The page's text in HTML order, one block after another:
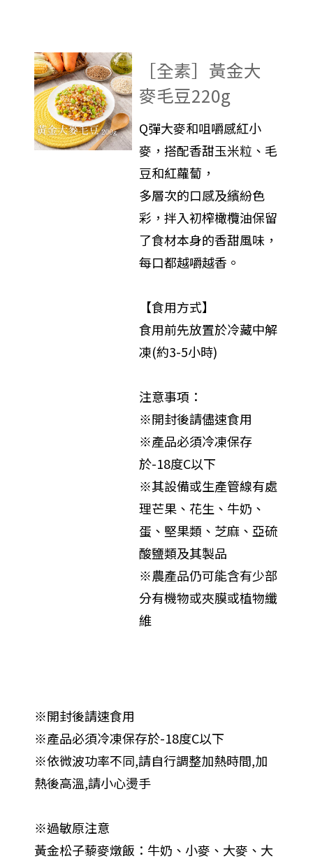
［全素］黃金大
麥毛豆220g
Q彈大麥和咀嚼感紅小
麥，搭配香甜玉米粒、毛
豆和紅蘿蔔，
多層次的口感及繽紛色
彩，拌入初榨橄欖油保留
了食材本身的香甜風味，
每口都越嚼越香。
【食用方式】
食用前先放置於冷藏中解
凍(約3-5小時)
注意事項：
※開封後請儘速食用
※產品必須冷凍保存
於-18度C以下
※其設備或生產管線有處
理芒果、花生、牛奶、
蛋、堅果類、芝麻、亞硫
酸鹽類及其製品
※農產品仍可能含有少部
分有機物或夾膜或植物纖
維
※開封後請速食用
※產品必須冷凍保存於-18度C以下
※依微波功率不同,請自行調整加熱時間,加
熱後高溫,請小心燙手
※過敏原注意
黃金松子藜麥燉飯：牛奶、小麥、大麥、大